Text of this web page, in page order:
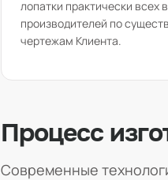
лопатки практически всех
производителей по
чертежам Клиента.
Процесс
Современные